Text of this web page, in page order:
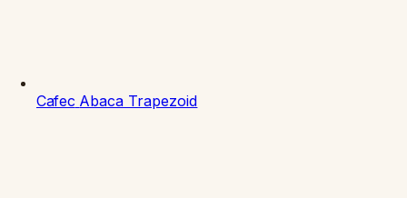
Cafec Abaca Trapezoid